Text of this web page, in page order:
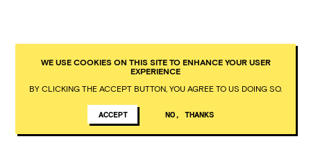
WE USE COOKIES ON THIS SITE TO ENHANCE YOUR USER
EXPERIENCE
BY CLICKING THE ACCEPT BUTTON, YOU AGREE TO US DOING SO.
ACCEPT NO, THANKS